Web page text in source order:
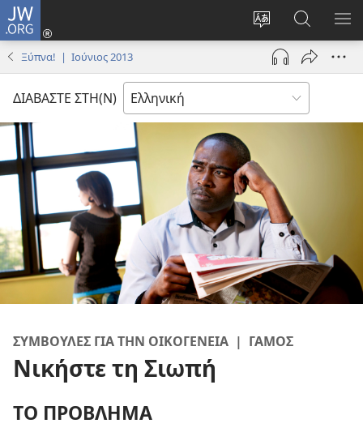
JW.ORG
Αλλαγή
γλώσσας
ιστότοπου
Σύνδεση
(ανοίγει
παράθυρο)
στο
JW.ORG
Ξύπνα! | Ιούνιος 2013
ΔΙΑΒΑΣΤΕ ΣΤΗ(Ν)
ΣΥΜΒΟΥΛΕΣ ΓΙΑ ΤΗΝ ΟΙΚΟΓΕΝΕΙΑ | ΓΑΜΟΣ
Νικήστε τη Σιωπή
ΤΟ ΠΡΟΒΛΗΜΑ